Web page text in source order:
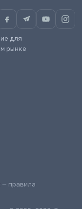
для
рынке
— правила